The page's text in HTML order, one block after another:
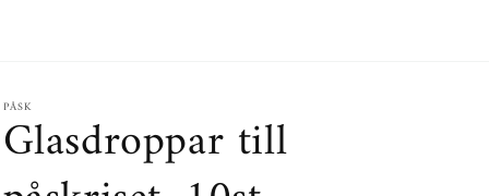
PÅSK
Glasdroppar till